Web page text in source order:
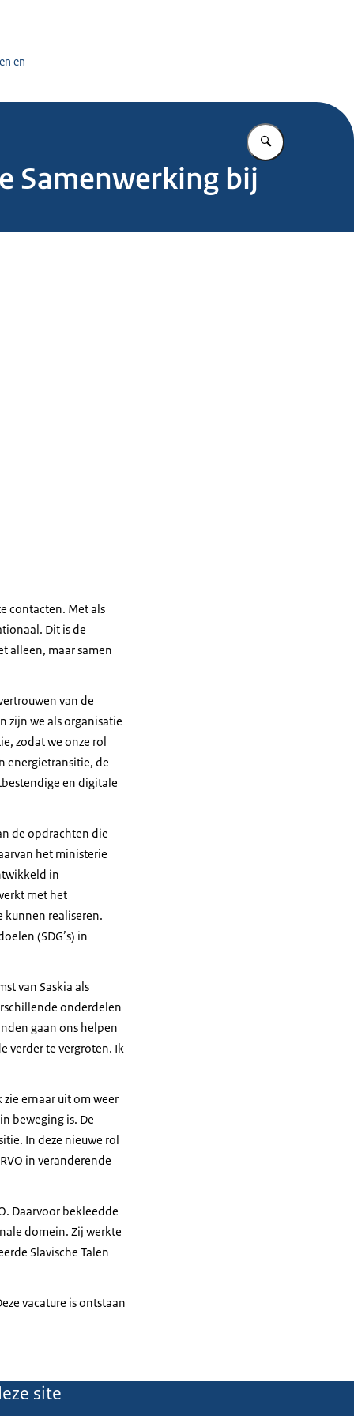
en
Vul in wat u
Samenwerking bij
contacten. Met als
Dit is de
alleen, maar samen
van de
zijn we als organisatie
zodat we onze rol
energietransitie, de
en digitale
de opdrachten die
het ministerie
in
met het
kunnen realiseren.
(SDG’s) in
van Saskia als
onderdelen
gaan ons helpen
verder te vergroten. Ik
ernaar uit om weer
beweging is. De
In deze nieuwe rol
in veranderende
Daarvoor bekleedde
domein. Zij werkte
Slavische Talen
vacature is ontstaan
site